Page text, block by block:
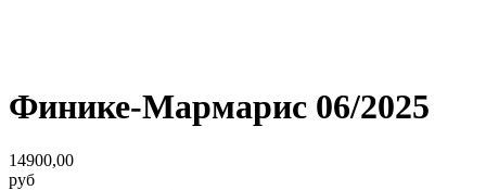
Финике-Мармарис 06/2025
14900,00
руб